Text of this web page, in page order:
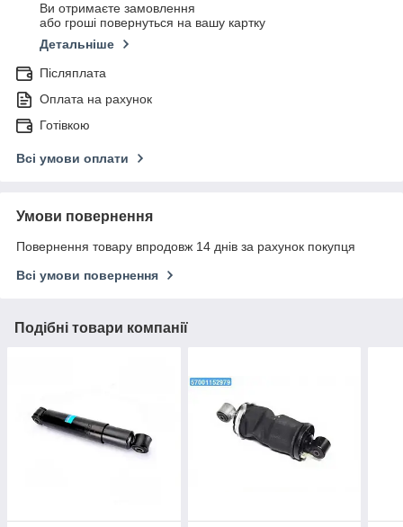
Ви отримаєте замовлення
або гроші повернуться на вашу картку
Детальніше
Післяплата
Оплата на рахунок
Готівкою
Всі умови оплати
Умови повернення
Повернення товару впродовж 14 днів за рахунок покупця
Всі умови повернення
Подібні товари компанії